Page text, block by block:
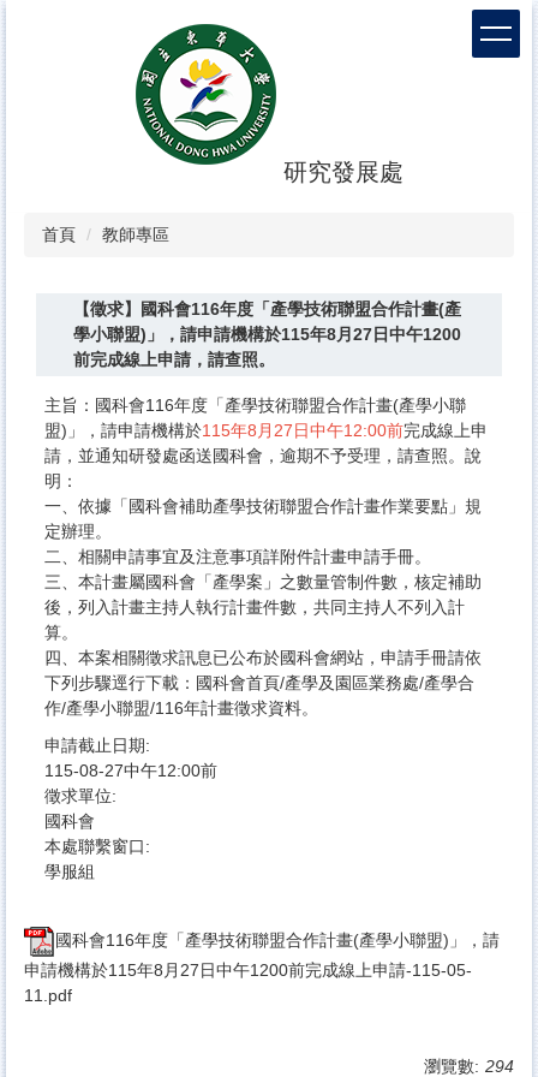
研究發展處
首頁 教師專區
【徵求】國科會116年度「產學技術聯盟合作計畫(產
學小聯盟)」，請申請機構於115年8月27日中午1200
前完成線上申請，請查照。
主旨：國科會116年度「產學技術聯盟合作計畫(產學小聯
盟)」，請申請機構於115年8月27日中午12:00前完成線上申
請，並通知研發處函送國科會，逾期不予受理，請查照。說
明：​
​​一、​​​依據「國科會補助產學技術聯盟合作計畫作業要點」規
定辦理。
​​二、​​​相關申請事宜及注意事項詳附件計畫申請手冊。
​​三、​​​本計畫屬國科會「產學案」之數量管制件數，核定補助
後，列入計畫主持人執行計畫件數，共同主持人不列入計
算。
​​四、​​​本案相關徵求訊息已公布於國科會網站，申請手冊請依
下列步驟逕行下載：國科會首頁/產學及園區業務處/產學合
作/產學小聯盟/116年計畫徵求資料。
申請截止日期:
115-08-27中午12:00前
徵求單位:
國科會
本處聯繫窗口:
學服組
國科會116年度「產學技術聯盟合作計畫(產學小聯盟)」，請
申請機構於115年8月27日中午1200前完成線上申請-115-05-
11.pdf
瀏覽數: 294